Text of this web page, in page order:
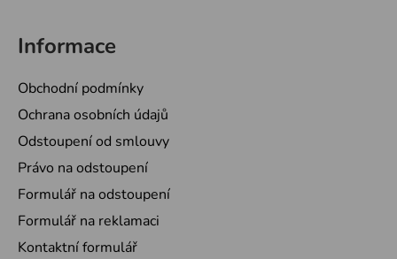
Informace
Obchodní podmínky
Ochrana osobních údajů
Odstoupení od smlouvy
Právo na odstoupení
Formulář na odstoupení
Formulář na reklamaci
Kontaktní formulář